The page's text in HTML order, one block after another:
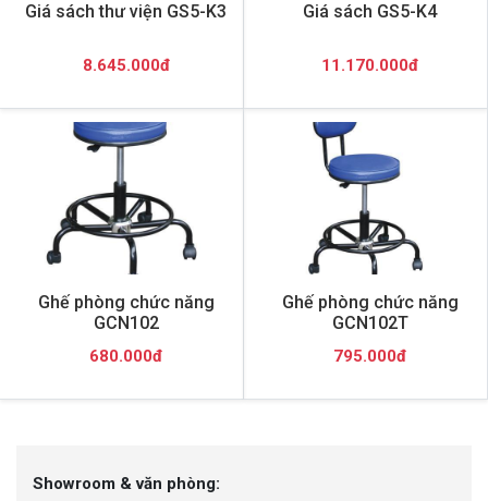
Giá sách thư viện GS5-K3
8.645.000đ
Giá sách GS5-K4
11.170.000đ
Ghế phòng chức năng
GCN102
680.000đ
Ghế phòng chức năng
GCN102T
795.000đ
Showroom & văn phòng: